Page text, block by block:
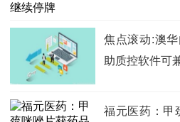
焦点滚动:澳
助质控软件可
福元医药：甲